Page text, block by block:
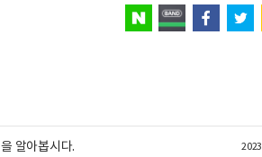
알아봅시다.